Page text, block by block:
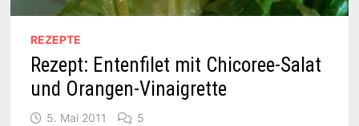
REZEPTE
Rezept: Entenfilet mit Chicoree-Salat
und Orangen-Vinaigrette
5. Mai 2011 5